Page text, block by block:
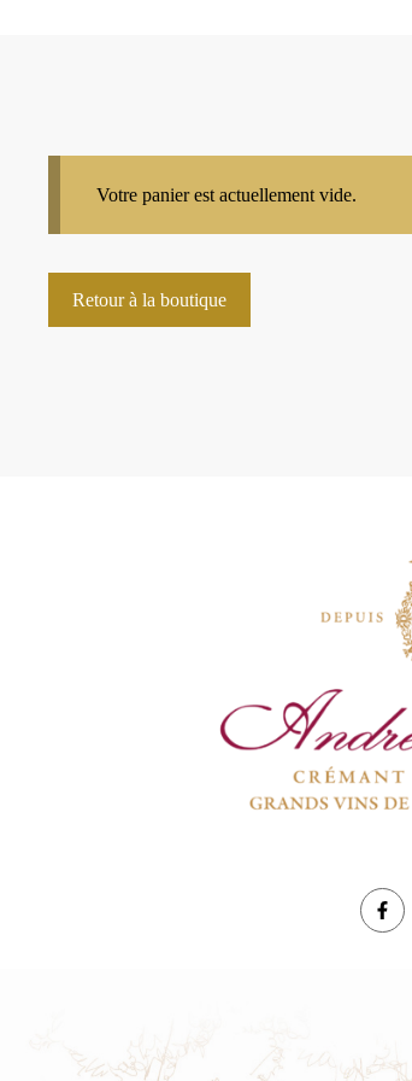
Votre panier est actuellement vide.
Retour à la boutique